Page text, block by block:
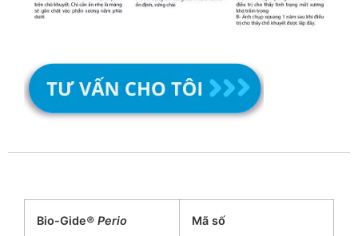
Bio-Gide® Perio Mã số